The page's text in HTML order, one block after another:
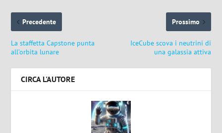
Precedente
La staffetta Capstone punta
all’orbita lunare
Prossimo
IceCube scova i neutrini di
una galassia attiva
CIRCA L'AUTORE